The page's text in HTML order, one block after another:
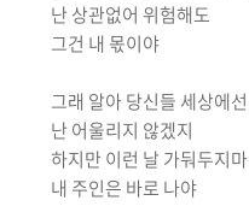
난 상관없어 위험해도
그건 내 몫이야
그래 알아당신들 세상에선
난 어울리지 않겠지
하지만 이런 날 가둬두지마
내 주인은 바로 나야